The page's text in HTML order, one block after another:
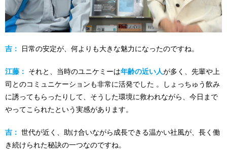
吉： 日常の安定が、何よりも大きな魅力になったのですね。
江藤： それと、当時のユニケミーは年齢の近い人が多く、先輩や上
司とのコミュニケーションも非常に活発でした 。しょっちゅう飲み
に誘ってもらったりして、そうした環境に救われながら、今日まで
やってこられたという実感があります。
吉： 世代が近く、助け合いながら成長できる温かい社風が、長く働
き続けられた秘訣の一つなのですね。